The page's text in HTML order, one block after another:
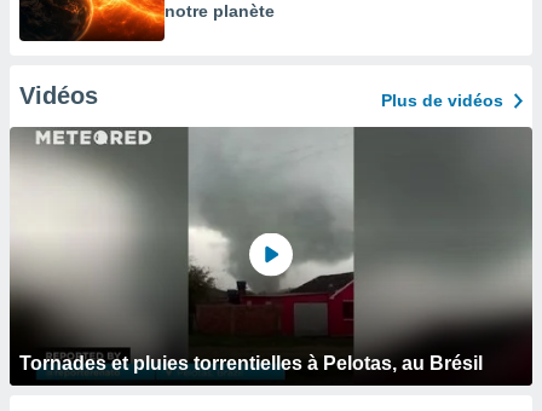
notre planète
Vidéos Plus de vidéos
Tornades et pluies torrentielles à Pelotas, au Brésil